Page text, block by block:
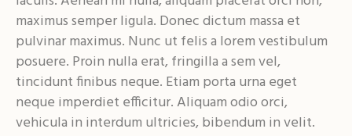
maximus semper ligula. Donec dictum massa et
pulvinar maximus. Nunc ut felis a lorem vestibulum
posuere. Proin nulla erat, fringilla a sem vel,
tincidunt finibus neque. Etiam porta urna eget
neque imperdiet efficitur. Aliquam odio orci,
vehicula in interdum ultricies, bibendum in velit.